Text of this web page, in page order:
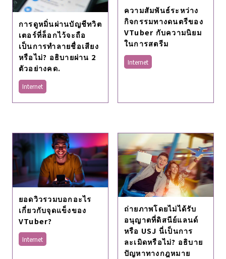
การดูหมิ่นผ่านบัญชีทวิต
เตอร์ที่ล็อกไว้จะถือ
เป็นการทำลายชื่อเสียง
หรือไม่? อธิบายผ่าน 2
ตัวอย่างคด.
Internet
ความสัมพันธ์ระหว่าง
กิจกรรมทางดนตรีของ
VTuber กับความนิยม
ในการสตรีม
Internet
ยอดวิวรวมบอกอะไร
เกี่ยวกับจุดแข็งของ
VTuber?
Internet
ถ่ายภาพโดยไม่ได้รับ
อนุญาตที่ดิสนีย์แลนด์
หรือ USJ นี่เป็นการ
ละเมิดหรือไม่? อธิบาย
ปัญหาทางกฎหมาย